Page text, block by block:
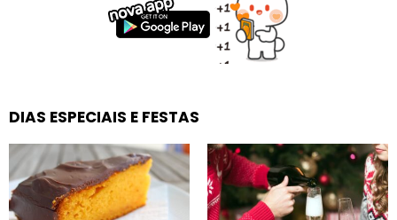
DIAS ESPECIAIS E FESTAS